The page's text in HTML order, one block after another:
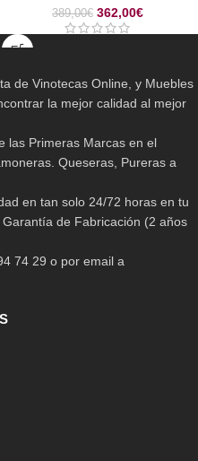
389,00€ 362,00€
de Vinotecas Online, y Muebles
la mejor calidad al mejor
las Primeras Marcas en el
Queseras, Pureras a
en tan solo 24/72 horas en tu
de Fabricación (2 años
74 29 o por email a